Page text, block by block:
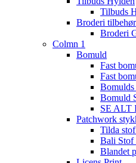
Tilbuds
Broderi tilbehør
Broderi
Colmn 1
Bomuld
Fast
Fast
Bomuld
SE ALT
Patchwork
Tilda
Bali Stof
Blandet